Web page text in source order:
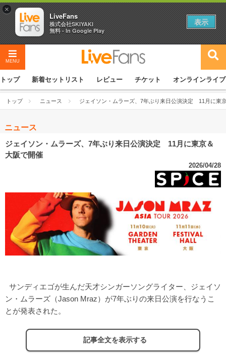
MENU
トップ 新着セットリスト レビュー チケット オンラインライブ
トップ ニュース ジェイソン・ムラーズ、7年ぶり来日公演決定 11月に東
ニュース
ジェイソン・ムラーズ、7年ぶり来日公演決定 11月に東京＆
大阪で開催
2026/04/28
サンディエゴが生んだ天才シンガーソングライター、ジェイソ
ン・ムラーズ（Jason Mraz）が7年ぶりの来日公演を行なうこ
とが発表された。
記事全文を表示する
×
LiveFans
株式会社SKIYAKI
無料 - In Google Play
表示